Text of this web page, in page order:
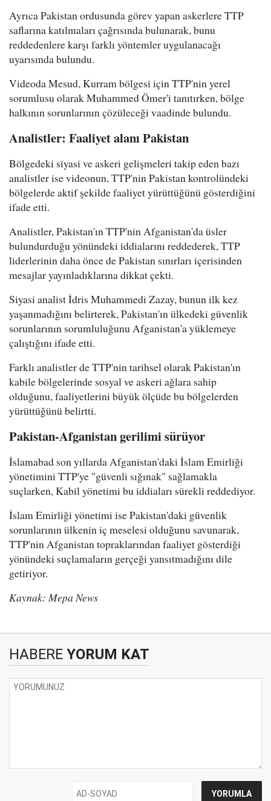
Ayrıca Pakistan ordusunda görev yapan askerlere TTP
saflarına katılmaları çağrısında bulunarak, bunu
reddedenlere karşı farklı yöntemler uygulanacağı
uyarısında bulundu.
Videoda Mesud, Kurram bölgesi için TTP'nin yerel
sorumlusu olarak Muhammed Ömer'i tanıtırken, bölge
halkının sorunlarının çözüleceği vaadinde bulundu.
Analistler: Faaliyet alanı Pakistan
Bölgedeki siyasi ve askeri gelişmeleri takip eden bazı
analistler ise videonun, TTP'nin Pakistan kontrolündeki
bölgelerde aktif şekilde faaliyet yürüttüğünü gösterdiğini
ifade etti.
Analistler, Pakistan'ın TTP'nin Afganistan'da üsler
bulundurduğu yönündeki iddialarını reddederek, TTP
liderlerinin daha önce de Pakistan sınırları içerisinden
mesajlar yayınladıklarına dikkat çekti.
Siyasi analist İdris Muhammedi Zazay, bunun ilk kez
yaşanmadığını belirterek, Pakistan'ın ülkedeki güvenlik
sorunlarının sorumluluğunu Afganistan'a yüklemeye
çalıştığını ifade etti.
Farklı analistler de TTP'nin tarihsel olarak Pakistan'ın
kabile bölgelerinde sosyal ve askeri ağlara sahip
olduğunu, faaliyetlerini büyük ölçüde bu bölgelerden
yürüttüğünü belirtti.
Pakistan-Afganistan gerilimi sürüyor
İslamabad son yıllarda Afganistan'daki İslam Emirliği
yönetimini TTP'ye "güvenli sığınak" sağlamakla
suçlarken, Kabil yönetimi bu iddiaları sürekli reddediyor.
İslam Emirliği yönetimi ise Pakistan'daki güvenlik
sorunlarının ülkenin iç meselesi olduğunu savunarak,
TTP'nin Afganistan topraklarından faaliyet gösterdiği
yönündeki suçlamaların gerçeği yansıtmadığını dile
getiriyor.
Kaynak: Mepa News
HABERE YORUM KAT